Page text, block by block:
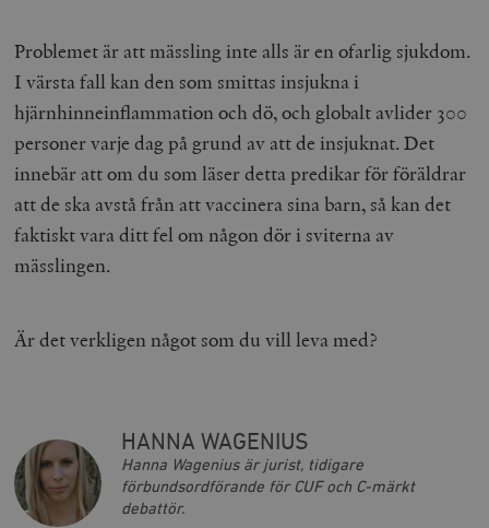
Problemet är att mässling inte alls är en ofarlig sjukdom.
I värsta fall kan den som smittas insjukna i
hjärnhinneinflammation och dö, och globalt avlider 300
personer varje dag på grund av att de insjuknat. Det
innebär att om du som läser detta predikar för föräldrar
att de ska avstå från att vaccinera sina barn, så kan det
faktiskt vara ditt fel om någon dör i sviterna av
mässlingen.
Är det verkligen något som du vill leva med?
HANNA WAGENIUS
Hanna Wagenius är jurist, tidigare
förbundsordförande för CUF och C-märkt
debattör.